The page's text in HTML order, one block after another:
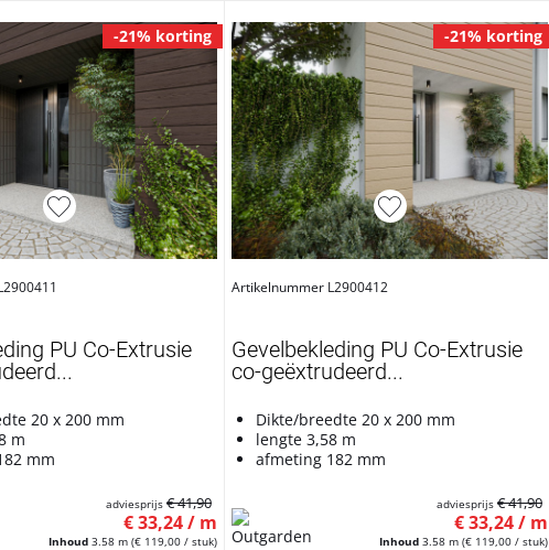
-21% korting
PU Co-Extrusie
20 x 200 mm
m
mm
Inhoud 3.58 m (€ 119,00 / stuk)
€ 33,24 / m
adviesprijs € 41,90
-21% korting
Artikelnummer L2900412
Gevelbekleding PU Co-Extrusie
co-geëxtrudeerd...
Dikte/breedte 20 x 200 mm
lengte 3,58 m
afmeting 182 mm
Inhoud 3.58 m (€ 119,00 / stuk)
€ 33,24 / m
adviesprijs € 41,90